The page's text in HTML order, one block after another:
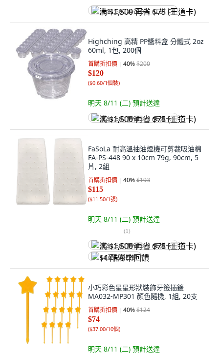
满 $1,500 再省 $75 (王道卡)
Highching 高精 PP醬料盒 分體式 2oz
60ml, 1包, 200個
首購折扣價 40%$200
$120
($0.60/1個裝)
明天 8/11 (二) 預計送達
满 $1,500 再省 $75 (王道卡)
FaSoLa 耐高溫抽油煙機可剪裁吸油棉
FA-PS-448 90 x 10cm 79g, 90cm, 5
片, 2組
首購折扣價 40%$193
$115
($11.50/1張)
明天 8/11 (二) 預計送達
(1)
满 $1,500 再省 $75 (王道卡)
$4 酷澎幣回饋
小巧彩色星星形狀裝飾牙籤插籤
MA032-MP301 顏色隨機, 1組, 20支
首購折扣價 40%$124
$74
($37.00/10個)
明天 8/11 (二) 預計送達